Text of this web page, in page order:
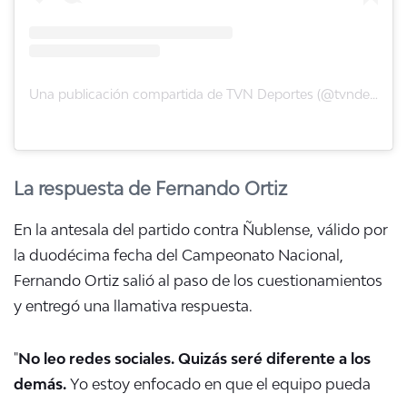
La respuesta de Fernando Ortiz
En la antesala del partido contra Ñublense, válido por
la duodécima fecha del Campeonato Nacional,
Fernando Ortiz salió al paso de los cuestionamientos
y entregó una llamativa respuesta.
"No leo redes sociales. Quizás seré diferente a los
demás. Yo estoy enfocado en que el equipo pueda